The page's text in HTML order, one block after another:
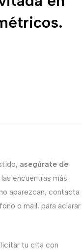
asegúrate de
encuentras más
aparezcan, contacta
o mail, para aclarar
tu cita con